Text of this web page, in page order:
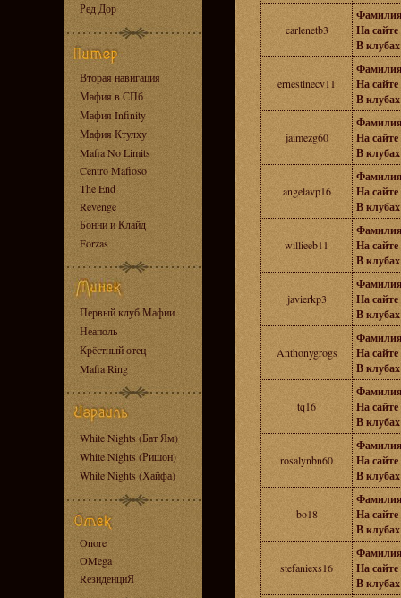
Ред Дор
Вторая навигация
Мафия в СПб
Мафия Infinity
Мафия Ктулху
Mafia No Limits
Centro Mafioso
The End
Revenge
Бонни и Клайд
Forzas
Первый клуб Мафии
Неаполь
Крёстный отец
Mafia Ring
White Nights (Бат Ям)
White Nights (Ришон)
White Nights (Хайфа)
Onore
OMega
RезиденциЯ
carlenetb3
На сайте
В клубах
ernestinecv11
На сайте
В клубах
jaimezg60
На сайте
В клубах
angelavp16
На сайте
В клубах
willieeb11
На сайте
В клубах
javierkp3
На сайте
В клубах
Anthonygrogs
На сайте
В клубах
tq16
На сайте
В клубах
rosalynbn60
На сайте
В клубах
bo18
На сайте
В клубах
stefaniexs16
На сайте
В клубах